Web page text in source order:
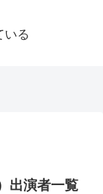
いる
出演者一覧